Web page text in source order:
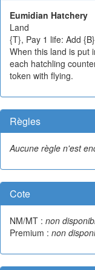
Eumidian Hatchery
Land
{T}, Pay 1 life: Add
When this land is put
each hatchling
token with flying.
Règles
Aucune règle n'est
Cote
NM/MT : non
Premium : non